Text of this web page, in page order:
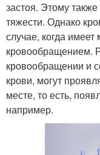
застоя. Этому также
тяжести. Однако
случае, когда
кровообращением.
кровообращении и
крови, могут
месте, то есть,
например.